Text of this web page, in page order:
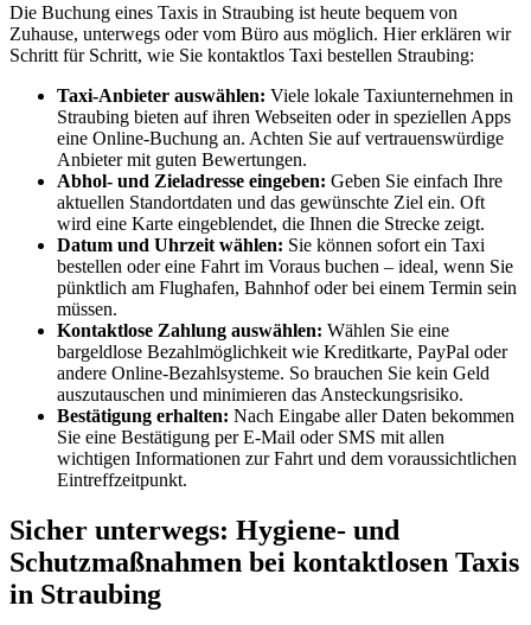
Die Buchung eines Taxis in Straubing ist heute bequem von
Zuhause, unterwegs oder vom Büro aus möglich. Hier erklären wir
Schritt für Schritt, wie Sie kontaktlos Taxi bestellen Straubing:
Taxi-Anbieter auswählen: Viele lokale Taxiunternehmen in
Straubing bieten auf ihren Webseiten oder in speziellen Apps
eine Online-Buchung an. Achten Sie auf vertrauenswürdige
Anbieter mit guten Bewertungen.
Abhol- und Zieladresse eingeben: Geben Sie einfach Ihre
aktuellen Standortdaten und das gewünschte Ziel ein. Oft
wird eine Karte eingeblendet, die Ihnen die Strecke zeigt.
Datum und Uhrzeit wählen: Sie können sofort ein Taxi
bestellen oder eine Fahrt im Voraus buchen – ideal, wenn Sie
pünktlich am Flughafen, Bahnhof oder bei einem Termin sein
müssen.
Kontaktlose Zahlung auswählen: Wählen Sie eine
bargeldlose Bezahlmöglichkeit wie Kreditkarte, PayPal oder
andere Online-Bezahlsysteme. So brauchen Sie kein Geld
auszutauschen und minimieren das Ansteckungsrisiko.
Bestätigung erhalten: Nach Eingabe aller Daten bekommen
Sie eine Bestätigung per E-Mail oder SMS mit allen
wichtigen Informationen zur Fahrt und dem voraussichtlichen
Eintreffzeitpunkt.
Sicher unterwegs: Hygiene- und
Schutzmaßnahmen bei kontaktlosen Taxis
in Straubing